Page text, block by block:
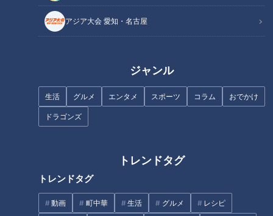
アジア大会 愛知・名古屋
ジャンル
生活 グルメ エンタメ スポーツ コラム おでかけ
ドラゴンズ
トレンドタグ
トレンドタグ
動画 町中華 生活 グルメ レシピ
寂しい週末となった先週。そんな気持ちにさせたのは2016年
から2024年までドラゴンズでプレーし、現在は横浜DeNAベ
ドラゴンズでの9年間では、2018年に打率3割4分8厘、178安
打で首位打者と最多安打の2冠に輝いたほか、2度のベストナ
インとゴールデングラブ賞も獲得するなどチームの主力として
格者と称されていた。とにかくビシエド選手はみんなから愛さ
れていた稀有なプレイヤーだった。だから他チームに在籍して
もドラゴンズ戦以外では猛打爆発してもらいたいと念を送り続